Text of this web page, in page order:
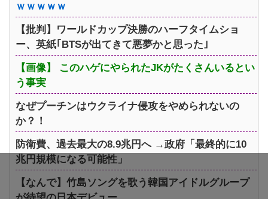
ｗｗｗｗｗ
【批判】ワールドカップ決勝のハーフタイムショ
ー、英紙｢BTSが出てきて悪夢かと思った｣
【画像】 このハゲにやられたJKがたくさんいるとい
う事実
なぜプーチンはウクライナ侵攻をやめられないの
か？！
防衛費、過去最大の8.9兆円へ →政府「最終的に10
兆円規模になる可能性」
【なんで】竹島ソングを歌う韓国アイドルグループ